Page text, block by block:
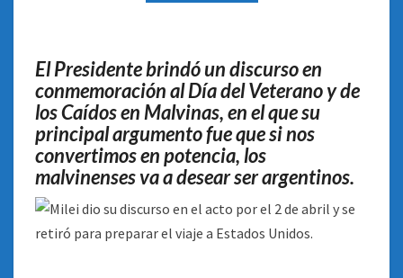
PAÍS
PRÓSPERO»
El Presidente brindó un discurso en
conmemoración al Día del Veterano y de
los Caídos en Malvinas, en el que su
principal argumento fue que si nos
convertimos en potencia, los
malvinenses va a desear ser argentinos.